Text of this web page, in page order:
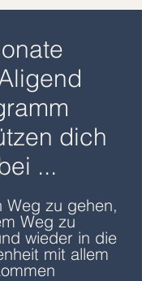
dich
...
Weg zu gehen,
Weg zu
wieder in die
mit allem